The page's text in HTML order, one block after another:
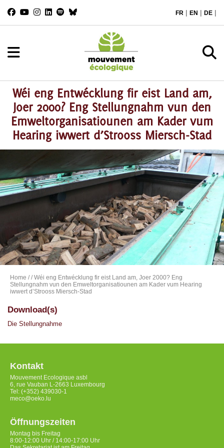
FR | EN | DE |
Wéi eng Entwécklung fir eist Land am,
Joer 2000? Eng Stellungnahm vun den
Emweltorganisatiounen am Kader vum
Hearing iwwert d’Strooss Miersch-Stad
Home // Wéi eng Entwécklung fir eist Land am, Joer 2000? Eng
Stellungnahm vun den Emweltorganisatiounen am Kader vum Hearing
iwwert d’Strooss Miersch-Stad
Download(s)
Die Stellungnahme
Kontakt
Mouvement Ecologique asbl
6, rue Vauban L-2663 Luxembourg
Tel: (+352) 439030-1
meco@oeko.lu
Öffnungszeiten
Montag bis Freitag
8:00-12:00 Uhr / 14:00-17:00 Uhr